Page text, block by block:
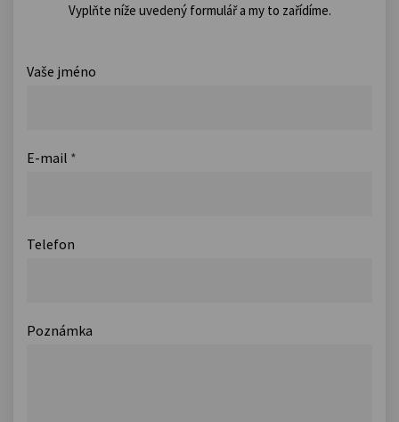
Vyplňte níže uvedený formulář a my to zařídíme.
Vaše jméno
E-mail *
Telefon
Poznámka